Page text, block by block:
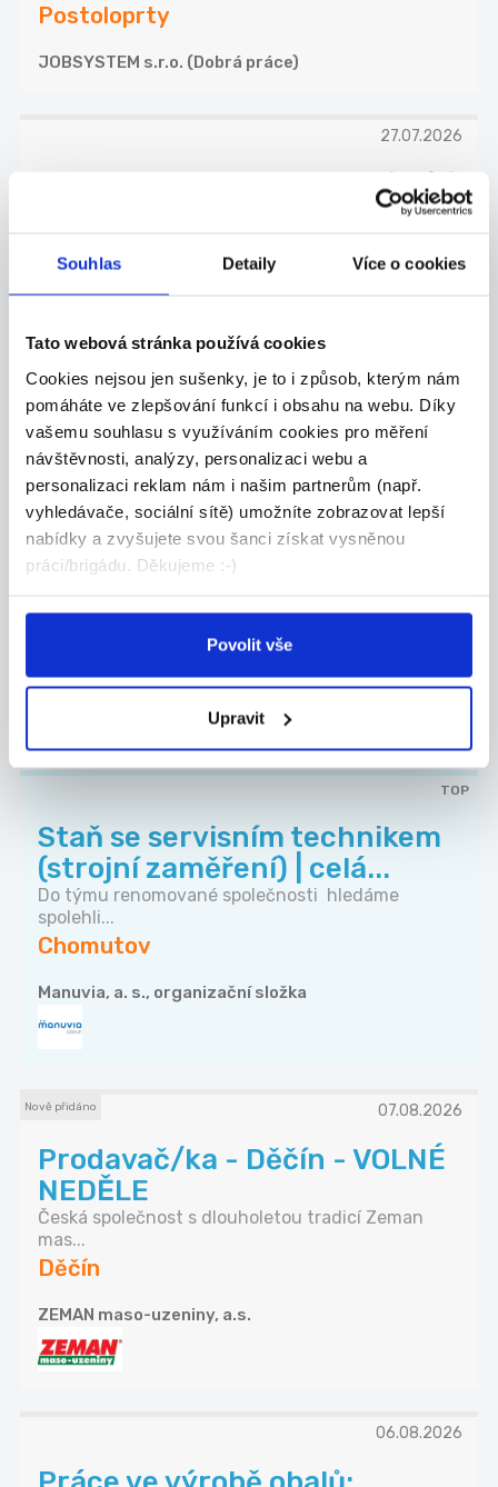
Souhlas Detaily Více o cookies
Tato webová stránka používá cookies
Cookies nejsou jen sušenky, je to i způsob, kterým nám
pomáháte ve zlepšování funkcí i obsahu na webu. Díky
vašemu souhlasu s využíváním cookies pro měření
návštěvnosti, analýzy, personalizaci webu a
personalizaci reklam nám i našim partnerům (např.
vyhledávače, sociální sítě) umožníte zobrazovat lepší
nabídky a zvyšujete svou šanci získat vysněnou
práci/brigádu. Děkujeme :-)
Povolit vše
Upravit
Postoloprty
JOBSYSTEM s.r.o. (Dobrá práce)
27.07.2026
Operátor výrobní kvality (m/ž)
navý...
Žatec
EUROPA Union Service a.s. (Dobrá práce)
27.07.2026
Přijímací technik Škoda a VW
(vhodné pro absolventy)
• Poskytování systematické a odborné péče
zákazn...
Podbořany
ADECCO spol. s r.o. (Dobrá práce)
DALŠÍ NABÍDKY Z KRAJE
ÚSTECKÝ KRAJ
TOP
Staň se servisním technikem
(strojní zaměření) | celá...
Do týmu renomované společnosti hledáme
spolehli...
Chomutov
Manuvia, a. s., organizační složka
Nově přidáno 07.08.2026
Prodavač/ka - Děčín - VOLNÉ
NEDĚLE
Česká společnost s dlouholetou tradicí Zeman
mas...
Děčín
ZEMAN maso-uzeniny, a.s.
06.08.2026